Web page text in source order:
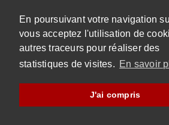
En poursuivant votre navigation
vous acceptez l'utilisation de
autres traceurs pour réaliser des
statistiques de visites. En savoir
J'ai compris
© Association des maires de